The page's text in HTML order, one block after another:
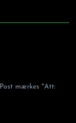
mærkes "Att: